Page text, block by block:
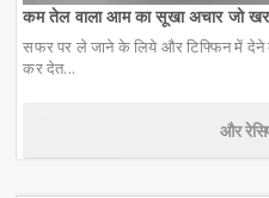
कम तेल वाला आम का सूखा अचार जो
सफर पर ले जाने के लिये और टिफ्फिन में
कर देत...
और